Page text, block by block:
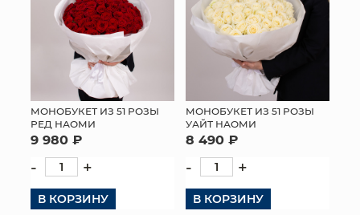
МОНОБУКЕТ ИЗ 51 РОЗЫ
РЕД НАОМИ
9 980 ₽
- +
В КОРЗИНУ
МОНОБУКЕТ ИЗ 51 РОЗЫ
УАЙТ НАОМИ
8 490 ₽
- +
В КОРЗИНУ